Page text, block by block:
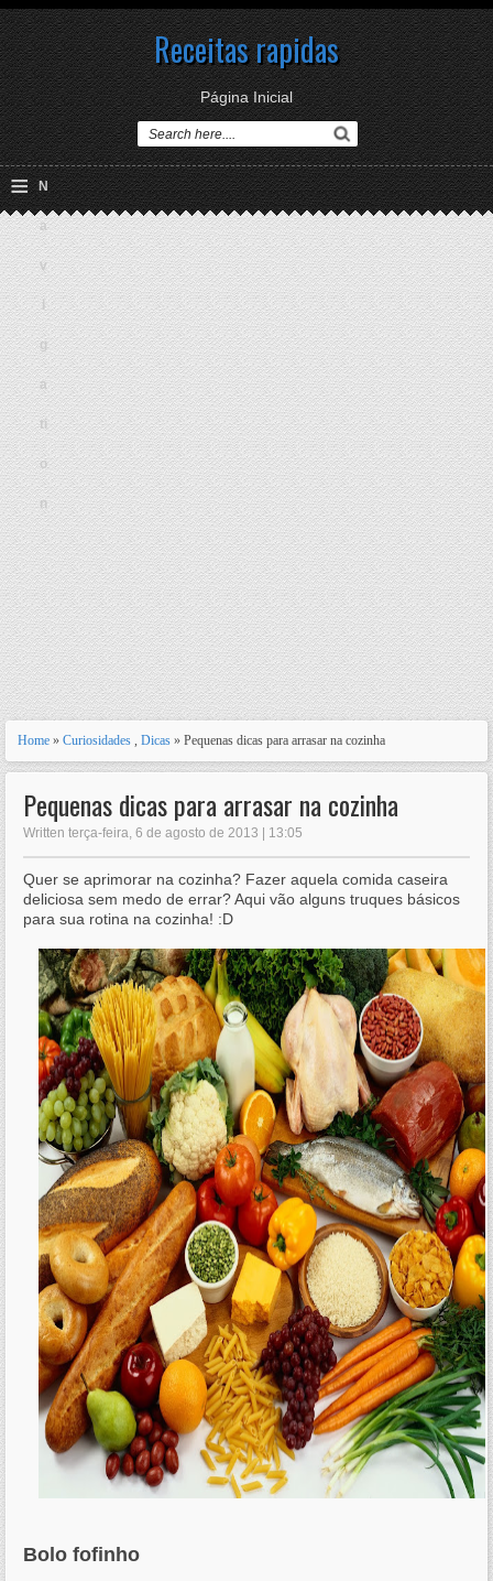
Receitas rapidas
Página Inicial
≡ N
a
v
i
g
a
ti
o
n
Home » Curiosidades , Dicas » Pequenas dicas para arrasar na cozinha
Pequenas dicas para arrasar na cozinha
Written terça-feira, 6 de agosto de 2013 | 13:05
Quer se aprimorar na cozinha? Fazer aquela comida caseira
deliciosa sem medo de errar? Aqui vão alguns truques básicos
para sua rotina na cozinha! :D
Bolo fofinho